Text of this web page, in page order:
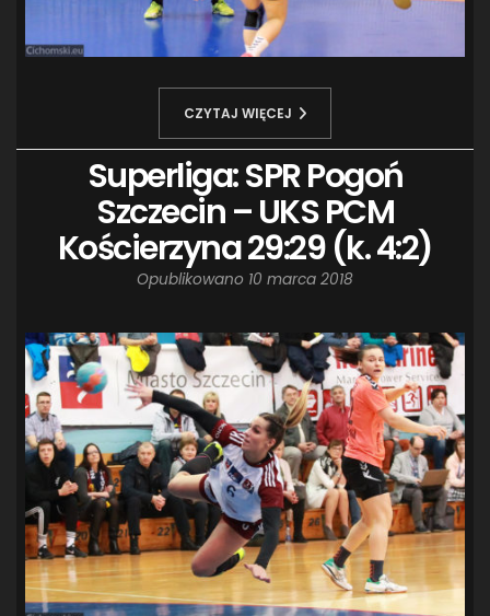
CZYTAJ WIĘCEJ
Superliga: SPR Pogoń
Szczecin – UKS PCM
Kościerzyna 29:29 (k. 4:2)
Opublikowano 10 marca 2018